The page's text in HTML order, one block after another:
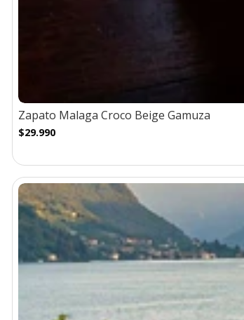
Zapato Malaga Croco Beige Gamuza
$29.990